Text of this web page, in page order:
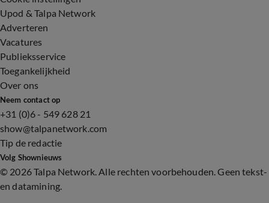
Upod & Talpa Network
Adverteren
Vacatures
Publieksservice
Toegankelijkheid
Over ons
Neem contact op
+31 (0)6 - 549 628 21
show@talpanetwork.com
Tip de redactie
Volg Shownieuws
© 2026 Talpa Network. Alle rechten voorbehouden. Geen tekst-
en datamining.